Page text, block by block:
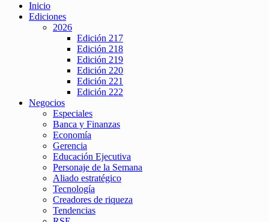
Inicio
Ediciones
2026
Edición 217
Edición 218
Edición 219
Edición 220
Edición 221
Edición 222
Negocios
Especiales
Banca y Finanzas
Economía
Gerencia
Educación Ejecutiva
Personaje de la Semana
Aliado estratégico
Tecnología
Creadores de riqueza
Tendencias